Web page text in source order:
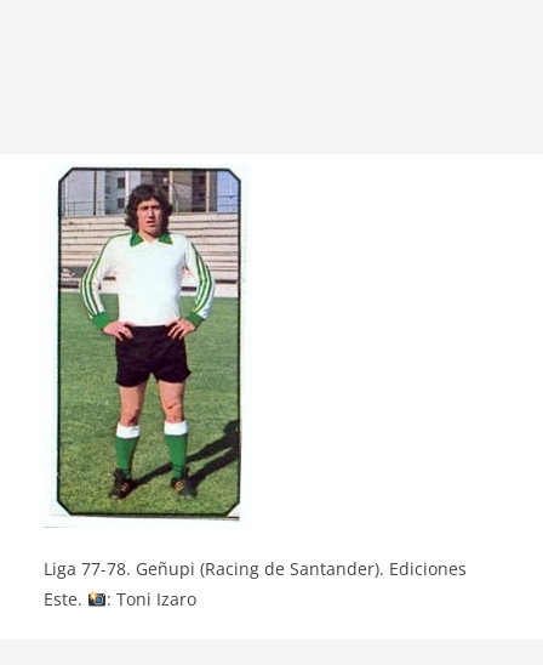
Liga 77-78. Geñupi (Racing de Santander). Ediciones
Este.
: Toni Izaro